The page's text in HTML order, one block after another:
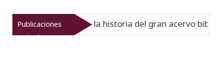
Publicaciones
recientes
Virreinato muestra la historia del gran acervo